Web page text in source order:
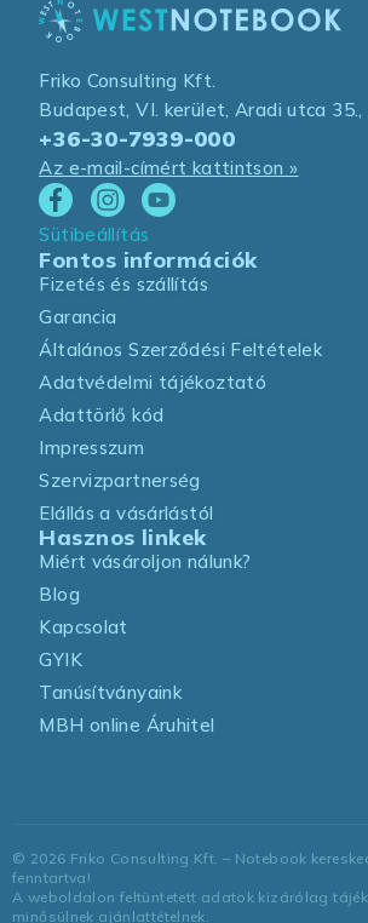
Friko Consulting Kft.
Budapest, VI. kerület, Aradi utca 35.,
+36-30-7939-000
Az e-mail-címért kattintson »
Sütibeállítás
Fontos információk
Fizetés és szállítás
Garancia
Általános Szerződési Feltételek
Adatvédelmi tájékoztató
Adattörlő kód
Impresszum
Szervizpartnerség
Elállás a vásárlástól
Hasznos linkek
Miért vásároljon nálunk?
Blog
Kapcsolat
GYIK
Tanúsítványaink
MBH online Áruhitel
© 2026 Friko Consulting Kft. – Notebook
fenntartva!
A weboldalon feltüntetett adatok kizárólag
minősülnek ajánlattételnek.